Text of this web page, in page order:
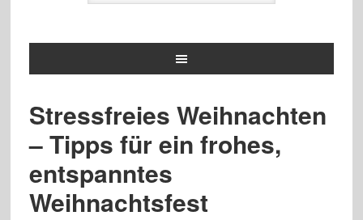
Stressfreies Weihnachten
– Tipps für ein frohes,
entspanntes
Weihnachtsfest